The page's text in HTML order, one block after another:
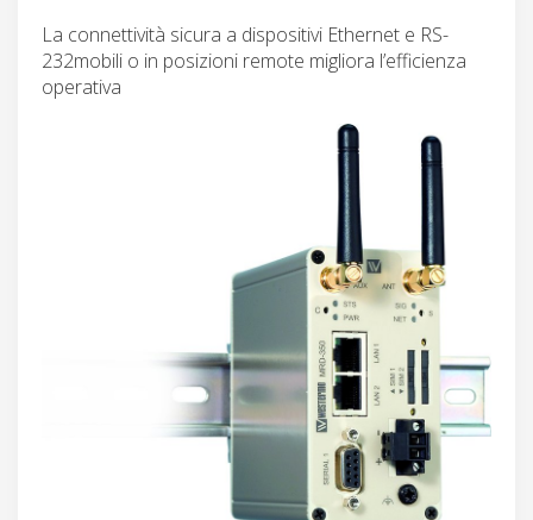
La connettività sicura a dispositivi Ethernet e RS-
232mobili o in posizioni remote migliora l’efficienza
operativa